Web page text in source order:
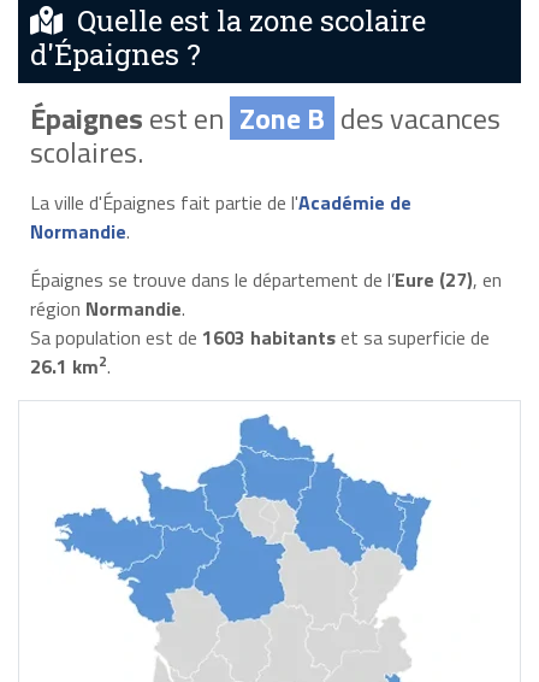
Quelle est la zone scolaire
d'Épaignes ?
Épaignesest en Zone B des vacances
scolaires.
La ville d'Épaignes fait partie de l'Académie de
Normandie.
Épaignes se trouve dans le département de l’Eure (27), en
région Normandie.
Sa population est de 1603 habitantset sa superficie de
26.1 km2.